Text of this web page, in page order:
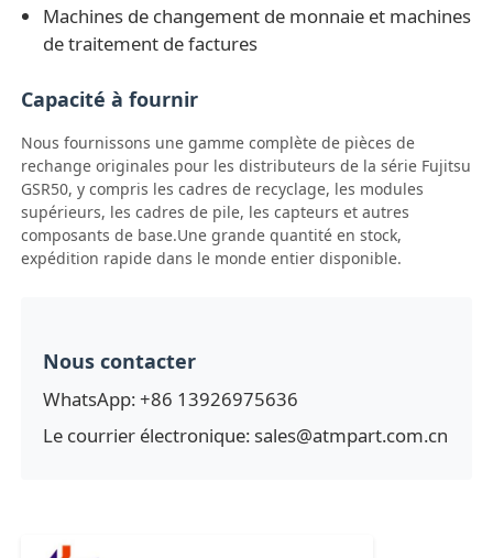
Machines de changement de monnaie et machines
de traitement de factures
Capacité à fournir
Nous fournissons une gamme complète de pièces de
rechange originales pour les distributeurs de la série Fujitsu
GSR50, y compris les cadres de recyclage, les modules
supérieurs, les cadres de pile, les capteurs et autres
composants de base.Une grande quantité en stock,
expédition rapide dans le monde entier disponible.
Nous contacter
WhatsApp: +86 13926975636
Le courrier électronique: sales@atmpart.com.cn